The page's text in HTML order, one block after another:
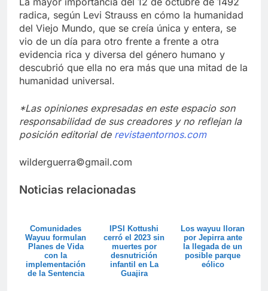
radica, según Levi Strauss en cómo la humanidad
del Viejo Mundo, que se creía única y entera, se
vio de un día para otro frente a frente a otra
evidencia rica y diversa del género humano y
descubrió que ella no era más que una mitad de la
humanidad universal.
*Las opiniones expresadas en este espacio son
responsabilidad de sus creadores y no reflejan la
posición editorial de revistaentornos.com
wilderguerra©gmail.com
Noticias relacionadas
Comunidades
Wayuu formulan
Planes de Vida
con la
implementación
de la Sentencia
IPSI Kottushi
cerró el 2023 sin
muertes por
desnutrición
infantil en La
Guajira
Los wayuu lloran
por Jepirra ante
la llegada de un
posible parque
eólico